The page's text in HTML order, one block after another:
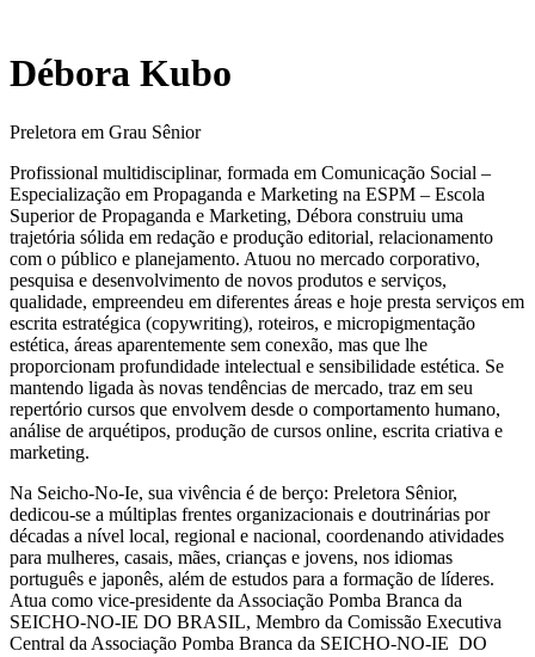
Débora Kubo
Preletora em Grau Sênior
Profissional multidisciplinar, formada em Comunicação Social –
Especialização em Propaganda e Marketing na ESPM – Escola
Superior de Propaganda e Marketing, Débora construiu uma
trajetória sólida em redação e produção editorial, relacionamento
com o público e planejamento. Atuou no mercado corporativo,
pesquisa e desenvolvimento de novos produtos e serviços,
qualidade, empreendeu em diferentes áreas e hoje presta serviços em
escrita estratégica (copywriting), roteiros, e micropigmentação
estética, áreas aparentemente sem conexão, mas que lhe
proporcionam profundidade intelectual e sensibilidade estética. Se
mantendo ligada às novas tendências de mercado, traz em seu
repertório cursos que envolvem desde o comportamento humano,
análise de arquétipos, produção de cursos online, escrita criativa e
marketing.
Na Seicho-No-Ie, sua vivência é de berço: Preletora Sênior,
dedicou-se a múltiplas frentes organizacionais e doutrinárias por
décadas a nível local, regional e nacional, coordenando atividades
para mulheres, casais, mães, crianças e jovens, nos idiomas
português e japonês, além de estudos para a formação de líderes.
Atua como vice-presidente da Associação Pomba Branca da
SEICHO-NO-IE DO BRASIL, Membro da Comissão Executiva
Central da Associação Pomba Branca da SEICHO-NO-IE DO